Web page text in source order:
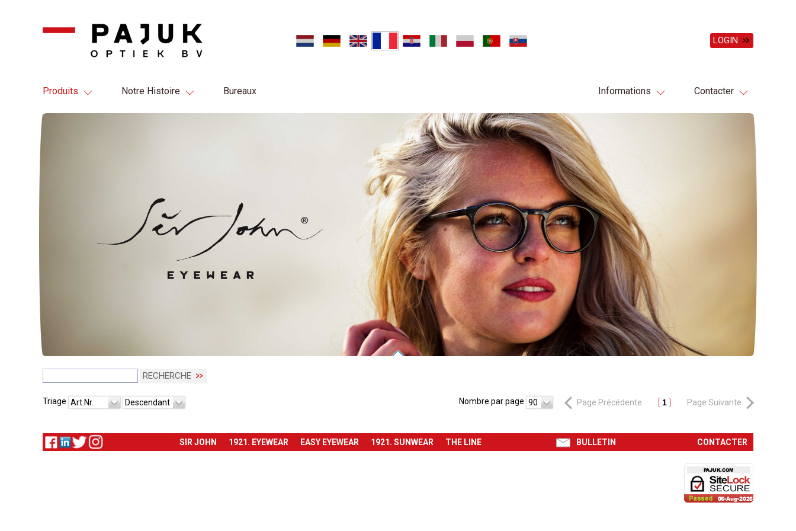
LOGIN
Produits Notre Histoire Bureaux Informations Contacter
RECHERCHE
Page Précédente 1 Page Suivante
Triage Art.Nr. Descendant Nombre par page 90
SIR JOHN 1921. EYEWEAR EASY EYEWEAR 1921. SUNWEAR THE LINE BULLETIN CONTACTER